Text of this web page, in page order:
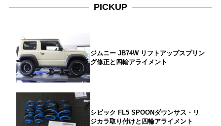
PICKUP
ジムニー JB74W リフトアップスプリン
グ修正と四輪アライメント
シビック FL5 SPOONダウンサス・リ
ジカラ取り付けと四輪アライメント